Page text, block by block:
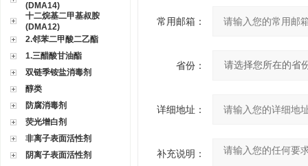
(DMA14)
十二烷基二甲基叔胺
(DMA12)
2.邻苯二甲酸二乙酯
1.三醋酸甘油酯
双链季铵盐消毒剂
醇类
防腐消毒剂
荧光增白剂
非离子表面活性剂
阴离子表面活性剂
常用邮箱：
省份：
详细地址：
补充说明：